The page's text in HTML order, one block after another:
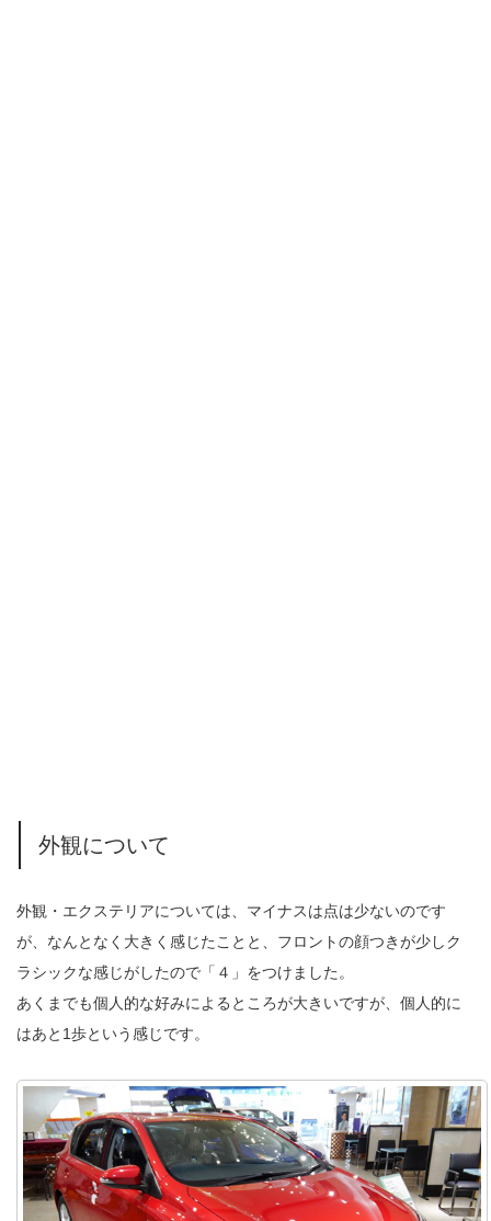
外観について
外観・エクステリアについては、マイナスは点は少ないのです
が、なんとなく大きく感じたことと、フロントの顔つきが少しク
ラシックな感じがしたので「４」をつけました。
あくまでも個人的な好みによるところが大きいですが、個人的に
はあと1歩という感じです。